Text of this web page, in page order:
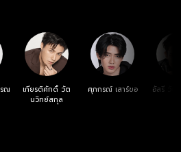
ณ
เกียรติศักดิ์ วัต
นวิทย์สกุล
ศุภกรณ์ เสาร์ขอ อัสรี วัฒ